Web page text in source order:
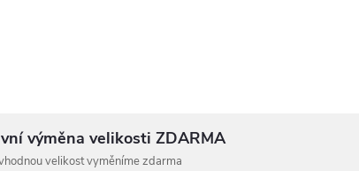
výměna velikosti ZDARMA
velikost vyměníme zdarma